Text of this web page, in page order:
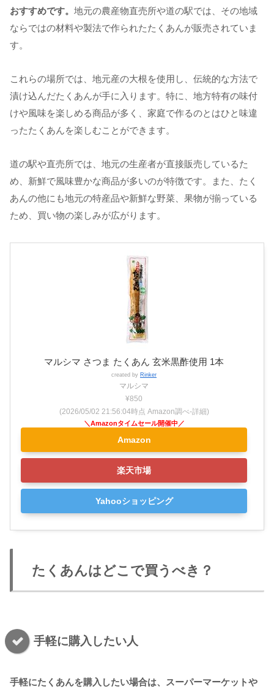
おすすめです。 地元の農産物直売所や道の駅では、その地域
ならではの材料や製法で作られたたくあんが販売されていま
す。
これらの場所では、地元産の大根を使用し、伝統的な方法で
漬け込んだたくあんが手に入ります。特に、地方特有の味付
けや風味を楽しめる商品が多く、家庭で作るのとはひと味違
ったたくあんを楽しむことができます。
道の駅や直売所では、地元の生産者が直接販売しているた
め、新鮮で風味豊かな商品が多いのが特徴です。また、たく
あんの他にも地元の特産品や新鮮な野菜、果物が揃っている
ため、買い物の楽しみが広がります。
マルシマ さつま たくあん 玄米黒酢使用 1本
created by Rinker
マルシマ
¥850
(2026/05/02 21:56:04時点 Amazon調べ-詳細)
Amazon
楽天市場
Yahooショッピング
たくあんはどこで買うべき？
手軽に購入したい人
手軽にたくあんを購入したい場合は、スーパーマーケットや